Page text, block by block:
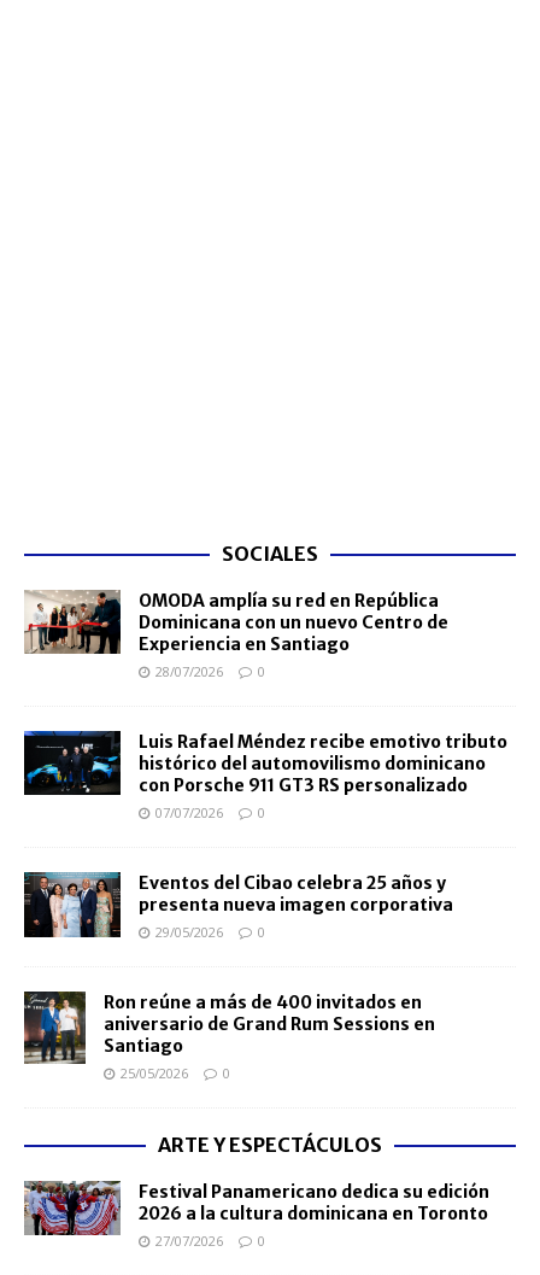
SOCIALES
OMODA amplía su red en República
Dominicana con un nuevo Centro de
Experiencia en Santiago
28/07/2026 0
Luis Rafael Méndez recibe emotivo tributo
histórico del automovilismo dominicano
con Porsche 911 GT3 RS personalizado
07/07/2026 0
Eventos del Cibao celebra 25 años y
presenta nueva imagen corporativa
29/05/2026 0
Ron reúne a más de 400 invitados en
aniversario de Grand Rum Sessions en
Santiago
25/05/2026 0
ARTE Y ESPECTÁCULOS
Festival Panamericano dedica su edición
2026 a la cultura dominicana en Toronto
27/07/2026 0